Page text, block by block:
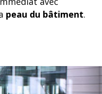
peau du bâtiment.